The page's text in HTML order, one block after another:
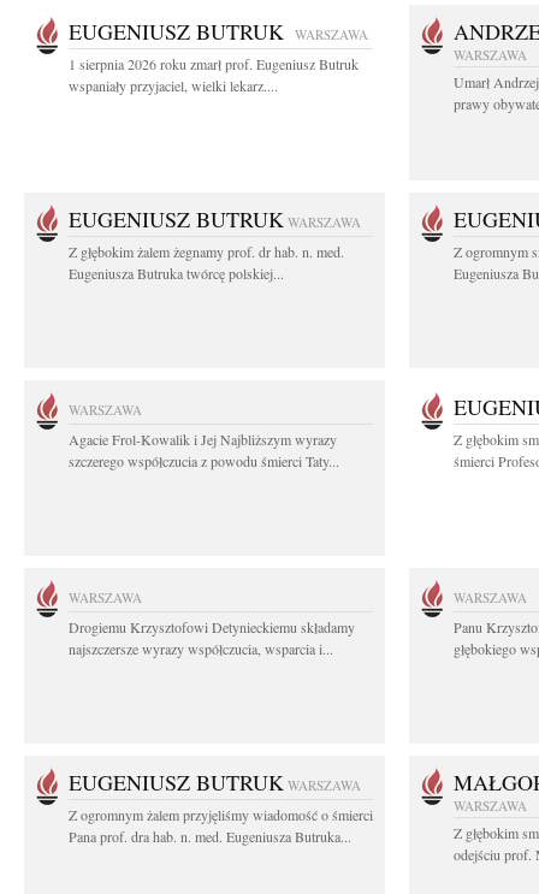
EUGENIUSZ BUTRUK WARSZAWA
1 sierpnia 2026 roku zmarł prof. Eugeniusz Butruk
wspaniały przyjaciel, wielki lekarz....
WARSZAWA
Umarł
prawy
EUGENIUSZ BUTRUK WARSZAWA
Z głębokim żalem żegnamy prof. dr hab. n. med.
Eugeniusza Butruka twórcę polskiej...
Z ogromnym
Eugeniusza
WARSZAWA
Agacie Frol-Kowalik i Jej Najbliższym wyrazy
szczerego współczucia z powodu śmierci Taty...
Z głębokim
śmierci
WARSZAWA
Drogiemu Krzysztofowi Detynieckiemu składamy
najszczersze wyrazy współczucia, wsparcia i...
WARSZAWA
Panu
głębokiego
EUGENIUSZ BUTRUK WARSZAWA
Z ogromnym żalem przyjęliśmy wiadomość o śmierci
Pana prof. dra hab. n. med. Eugeniusza Butruka...
WARSZAWA
Z głębokim
odejściu prof.